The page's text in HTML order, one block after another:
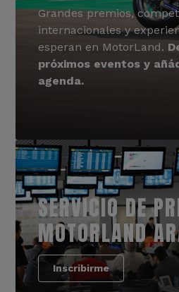
Grandes premios,
internacionales y
esperan en MotorLand.
próximos eventos y
agenda.
SERVICIO DE
MOTORLAND
Inscribirme